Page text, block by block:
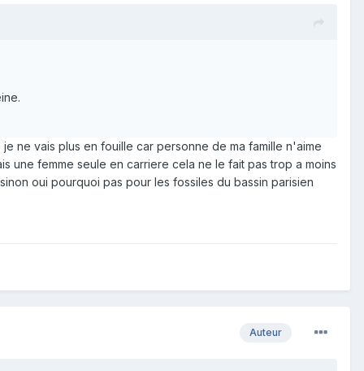
ne vais plus en fouille car personne de ma famille n'aime
une femme seule en carriere cela ne le fait pas trop a moins
oui pourquoi pas pour les fossiles du bassin parisien
Auteur